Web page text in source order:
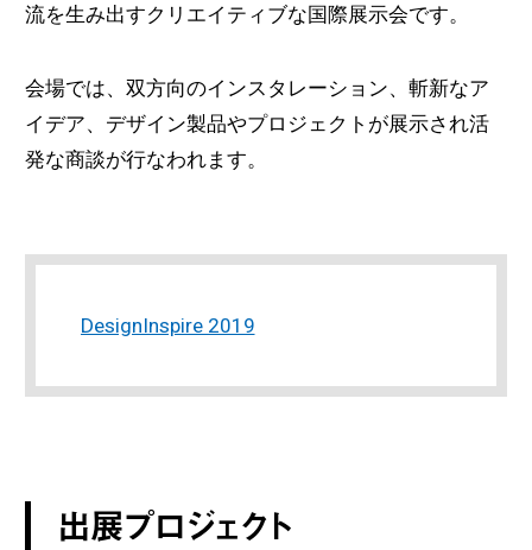
流を生み出すクリエイティブな国際展示会です。
会場では、双方向のインスタレーション、斬新なア
イデア、デザイン製品やプロジェクトが展示され活
発な商談が行なわれます。
DesignInspire 2019
出展プロジェクト